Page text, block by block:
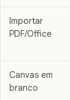
Importar
PDF/Office
Canvas em
branco